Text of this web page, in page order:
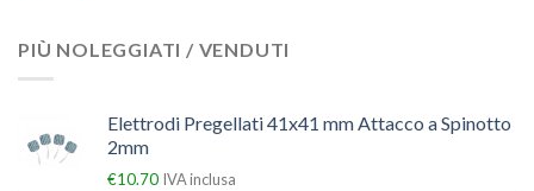
PIÙ NOLEGGIATI / VENDUTI
Elettrodi Pregellati 41x41 mm Attacco a Spinotto
2mm
€10.70 IVA inclusa